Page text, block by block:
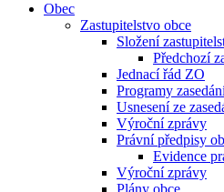
Obec
Zastupitelstvo obce
Složení
Předchozí
Jednací řád ZO
Programy
Usnesení ze
Výroční zprávy
Právní předpisy
Evidence
Výroční zprávy
Plány obce